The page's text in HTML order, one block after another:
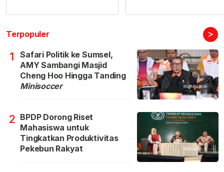
Terpopuler >
1
Safari Politik ke Sumsel,
AMY Sambangi Masjid
Cheng Hoo Hingga Tanding
Minisoccer
2 BPDP Dorong Riset
Mahasiswa untuk
Tingkatkan Produktivitas
Pekebun Rakyat